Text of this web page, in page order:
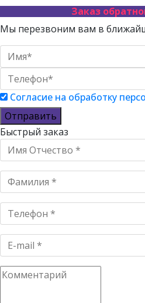
Заказ
Мы перезвоним вам в
Согласие на обработку
Отправить
Быстрый заказ